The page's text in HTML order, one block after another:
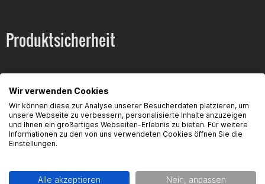
Produktsicherheit
Kontaktinformationen des Herstellers:
Gearparts GmbH
Im Langgewann 5-7
65719 Hofheim am Taunus
Kontakt:support@gearparts24.de
Wir verwenden Cookies
Wir können diese zur Analyse unserer Besucherdaten platzieren, um
unsere Webseite zu verbessern, personalisierte Inhalte anzuzeigen
und Ihnen ein großartiges Webseiten-Erlebnis zu bieten. Für weitere
Informationen zu den von uns verwendeten Cookies öffnen Sie die
Einstellungen.
Alle akzeptieren Nein, anpassen